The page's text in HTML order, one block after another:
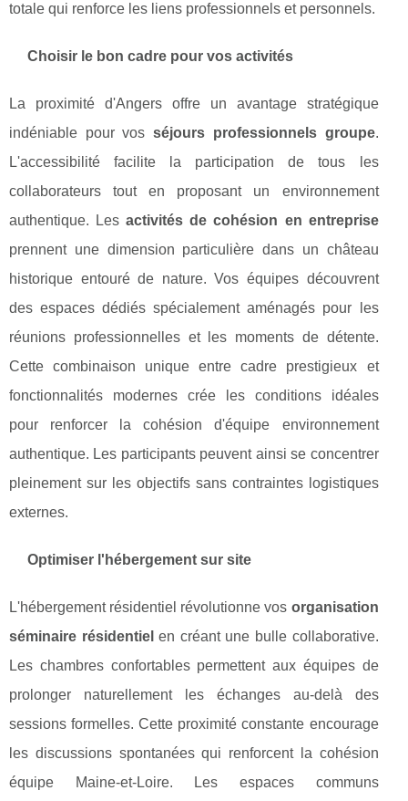
totale qui renforce les liens professionnels et personnels.
Choisir le bon cadre pour vos activités
La proximité d'Angers offre un avantage stratégique
indéniable pour vosséjours professionnels groupe.
L'accessibilité facilite la participation de tous les
collaborateurs tout en proposant un environnement
authentique. Lesactivités de cohésion en entreprise
prennent une dimension particulière dans un château
historique entouré de nature. Vos équipes découvrent
des espaces dédiés spécialement aménagés pour les
réunions professionnelles et les moments de détente.
Cette combinaison unique entre cadre prestigieux et
fonctionnalités modernes crée les conditions idéales
pour renforcer la cohésion d'équipe environnement
authentique. Les participants peuvent ainsi se concentrer
pleinement sur les objectifs sans contraintes logistiques
externes.
Optimiser l'hébergement sur site
L'hébergement résidentiel révolutionne vos organisation
séminaire résidentiel en créant une bulle collaborative.
Les chambres confortables permettent aux équipes de
prolonger naturellement les échanges au-delà des
sessions formelles. Cette proximité constante encourage
les discussions spontanées qui renforcent la cohésion
équipe Maine-et-Loire. Les espaces communs